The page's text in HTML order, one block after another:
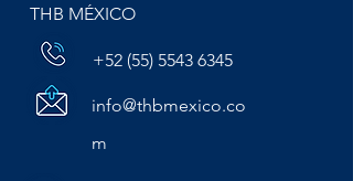
THB MÉXICO
+52 (55) 5543 6345
info@thbmexico.co
m